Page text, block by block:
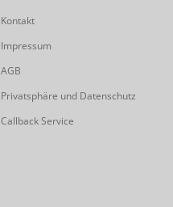
Kontakt
Impressum
AGB
Privatsphäre und Datenschutz
Callback Service